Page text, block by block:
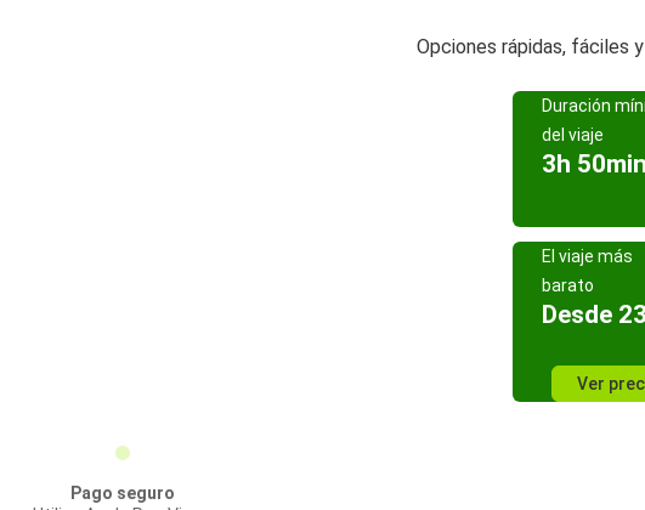
Opciones rápidas, fáciles
Duración
del viaje
3h 50min
El viaje más
barato
Desde
Ver
Pago seguro